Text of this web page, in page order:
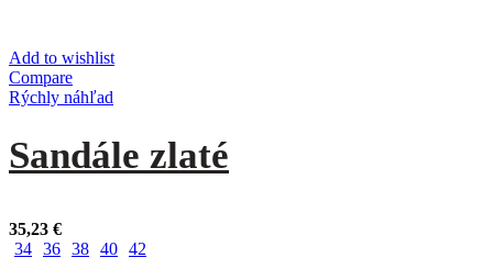
Add to wishlist
Compare
Rýchly náhľad
Sandále zlaté
35,23 €
34 36 38 40 42